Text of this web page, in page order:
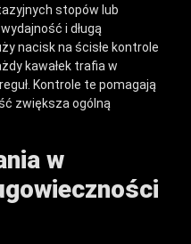
stopów lub
i długą
nacisk na ścisłe kontrole
kawałek trafia w
Kontrole te pomagają
zwiększa ogólną
w